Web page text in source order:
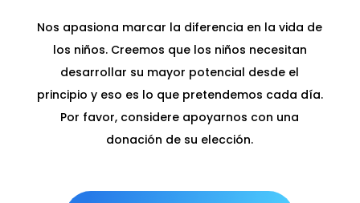
Nos apasiona marcar la diferencia en la vida de
los niños. Creemos que los niños necesitan
desarrollar su mayor potencial desde el
principio y eso es lo que pretendemos cada día.
Por favor, considere apoyarnos con una
donación de su elección.